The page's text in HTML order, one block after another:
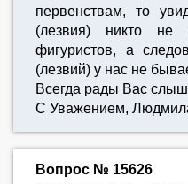
первенствам, то
(лезвия) никто не
фигуристов, а
(лезвий) у нас не
Всегда рады Вас
С Уважением,
Вопрос № 15626